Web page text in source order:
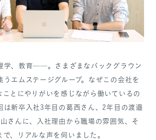
へ
学、教育──。さまざまなバックグラウン
うエムステージグループ。なぜこの会社を
ことにやりがいを感じながら働いているの
は新卒入社3年目の葛西さん、2年目の渡邉
さんに、入社理由から職場の雰囲気、そ
で、リアルな声を伺いました。